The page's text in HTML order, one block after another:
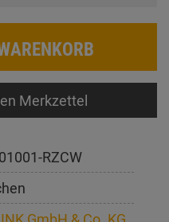
Merkzettel
RZCW